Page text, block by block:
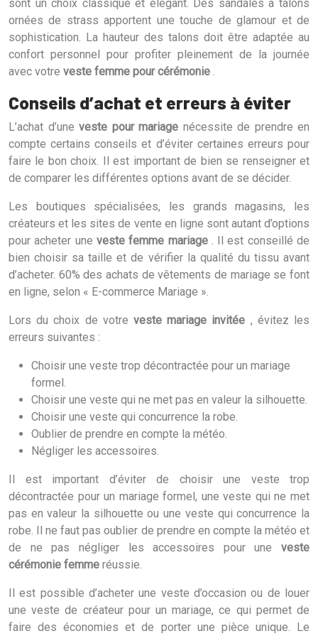
sont un choix classique et élégant. Des sandales à talons
ornées de strass apportent une touche de glamour et de
sophistication. La hauteur des talons doit être adaptée au
confort personnel pour profiter pleinement de la journée
avec votre veste femme pour cérémonie
Conseils d’achat et erreurs à éviter
L’achat d’une veste pour mariage nécessite de prendre en
compte certains conseils et d’éviter certaines erreurs pour
faire le bon choix. Il est important de bien se renseigner et
de comparer les différentes options avant de se décider.
Les boutiques spécialisées, les grands magasins, les
créateurs et les sites de vente en ligne sont autant d’options
pour acheter une veste femme mariage
. Il est conseillé de
bien choisir sa taille et de vérifier la qualité du tissu avant
d’acheter. 60% des achats de vêtements de mariage se font
en ligne, selon « E-commerce Mariage ».
Lors du choix de votre veste mariage invitée , évitez les
erreurs suivantes :
Choisir une veste trop décontractée pour un mariage
formel.
Choisir une veste qui ne met pas en valeur la silhouette.
Choisir une veste qui concurrence la robe.
Oublier de prendre en compte la météo.
Négliger les accessoires.
Il est important d’éviter de choisir une veste trop
décontractée pour un mariage formel, une veste qui ne met
pas en valeur la silhouette ou une veste qui concurrence la
robe. Il ne faut pas oublier de prendre en compte la météo et
de ne pas négliger les accessoires pour une veste
cérémonie femme réussie.
Il est possible d’acheter une veste d’occasion ou de louer
une veste de créateur pour un mariage, ce qui permet de
faire des économies et de porter une pièce unique. Le